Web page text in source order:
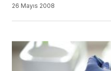
26 Mayıs 2008